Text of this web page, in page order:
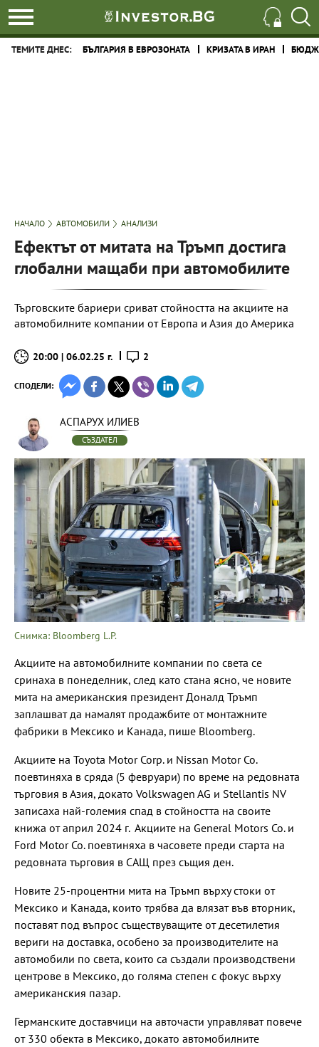
ТЕМИТЕ ДНЕС: БЪЛГАРИЯ В ЕВРОЗОНАТА КРИЗАТА В ИРАН
НАЧАЛО АВТОМОБИЛИ АНАЛИЗИ
Ефектът от митата на Тръмп достига
глобални мащаби при автомобилите
Търговските бариери сриват стойността на акциите на
автомобилните компании от Европа и Азия до Америка
20:00 | 06.02.25 г. 2
СПОДЕЛИ:
АСПАРУХ ИЛИЕВ
СЪЗДАТЕЛ
Снимка: Bloomberg L.P.
Акциите на автомобилните компании по света се
сринаха в понеделник, след като стана ясно, че новите
мита на американския президент Доналд Тръмп
заплашват да намалят продажбите от монтажните
фабрики в Мексико и Канада, пише Bloomberg.
Акциите на Toyota Motor Corp. и Nissan Motor Co.
поевтиняха в сряда (5 февруари) по време на редовната
търговия в Азия, докато Volkswagen AG и Stellantis NV
записаха най-големия спад в стойността на своите
книжа от април 2024 г. Акциите на General Motors Co. и
Ford Motor Co. поевтиняха в часовете преди старта на
редовната търговия в САЩ през същия ден.
Новите 25-процентни мита на Тръмп върху стоки от
Мексико и Канада, които трябва да влязат във вторник,
поставят под въпрос съществуващите от десетилетия
вериги на доставка, особено за производителите на
автомобили по света, които са създали производствени
центрове в Мексико, до голяма степен с фокус върху
американския пазар.
Германските доставчици на авточасти управляват повече
от 330 обекта в Мексико, докато автомобилните